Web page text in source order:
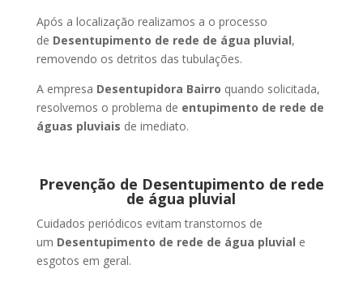
Após a localização realizamos a o processo
de Desentupimento de rede de água pluvial,
removendo os detritos das tubulações.
A empresa Desentupidora Bairro quando solicitada,
resolvemos o problema de entupimento de rede de
águas pluviais de imediato.
Prevenção de Desentupimento de rede
de água pluvial
Cuidados periódicos evitam transtornos de
um Desentupimento de rede de água pluvial e
esgotos em geral.